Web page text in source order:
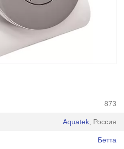
873
Aquatek , Россия
Бетта